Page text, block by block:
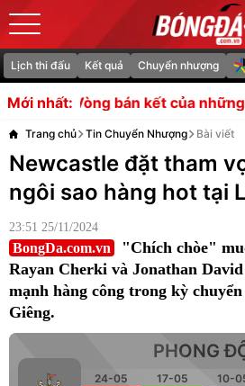
Lịch thi đấu Kết quả Chuyển nhượng
Mới nhất:
của những nhà vua và nỗi đau
Trang chủ Tin Chuyển Nhượng Bài viết
Newcastle đặt tham
ngôi sao hàng hot tại
23:51 25/11/2024
BongDa.com.vn
"Chích chòe"
Rayan Cherki và Jonathan
mạnh hàng công trong kỳ
Giêng.
PHONG
24-05 17-05 10-